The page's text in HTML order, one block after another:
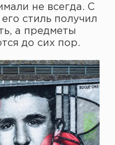
не всегда. С
стиль получил
а предметы
до сих пор.